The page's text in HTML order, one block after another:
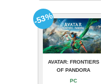
AVATAR: FRONTIERS
OF PANDORA
PC
-53%